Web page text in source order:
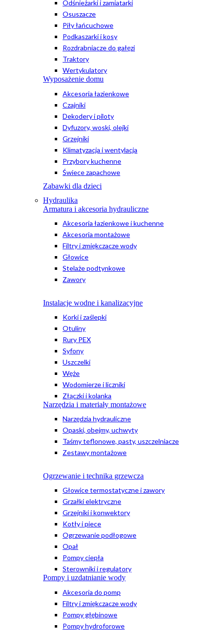
Odśnieżarki i zamiatarki
Osuszacze
Piły łańcuchowe
Podkaszarki i kosy
Rozdrabniacze do gałęzi
Traktory
Wertykulatory
Wyposażenie domu
Akcesoria łazienkowe
Czajniki
Dekodery i piloty
Dyfuzory, woski, olejki
Grzejniki
Klimatyzacja i wentylacja
Przybory kuchenne
Świece zapachowe
Zabawki dla dzieci
Hydraulika
Armatura i akcesoria hydrauliczne
Akcesoria łazienkowe i kuchenne
Akcesoria montażowe
Filtry i zmiękczacze wody
Głowice
Stelaże podtynkowe
Zawory
Instalacje wodne i kanalizacyjne
Korki i zaślepki
Otuliny
Rury PEX
Syfony
Uszczelki
Węże
Wodomierze i liczniki
Złączki i kolanka
Narzędzia i materiały montażowe
Narzędzia hydrauliczne
Opaski, obejmy, uchwyty
Taśmy teflonowe, pasty, uszczelniacze
Zestawy montażowe
Ogrzewanie i technika grzewcza
Głowice termostatyczne i zawory
Grzałki elektryczne
Grzejniki i konwektory
Kotły i piece
Ogrzewanie podłogowe
Opał
Pompy ciepła
Sterowniki i regulatory
Pompy i uzdatnianie wody
Akcesoria do pomp
Filtry i zmiękczacze wody
Pompy głębinowe
Pompy hydroforowe